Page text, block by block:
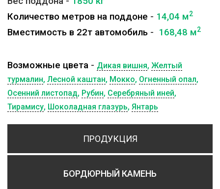
ПРОДУКЦИЯ
БОРДЮРНЫЙ КАМЕНЬ
Количество метров на поддоне - 14,04 м2
Вместимость в 22т автомобиль - 168,48 м2
Возможные цвета - Дикая вишня, Желтый
турмалин, Лесной каштан, Мокко, Огненный опал,
Осенний листопад, Рубин, Серебряный иней,
Тирамису, Шоколадная глазурь, Янтарь